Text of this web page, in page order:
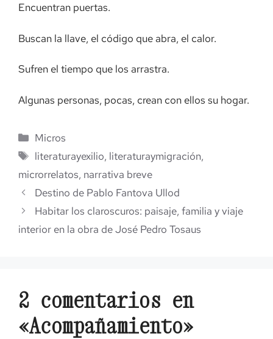
Encuentran puertas.
Buscan la llave, el código que abra, el calor.
Sufren el tiempo que los arrastra.
Algunas personas, pocas, crean con ellos su hogar.
Categorías
Micros
Etiquetas
literaturayexilio, literaturaymigración,
microrrelatos, narrativa breve
Destino de Pablo Fantova Ullod
Habitar los claroscuros: paisaje, familia y viaje
interior en la obra de José Pedro Tosaus
2 comentarios en
«Acompañamiento»